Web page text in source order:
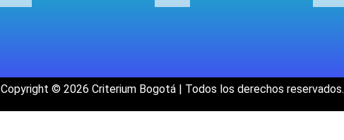
Copyright © 2026 Criterium Bogotá | Todos los derechos reservados.